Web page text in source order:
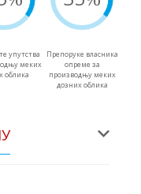
упутства
меких
облика
Препоруке власника
опреме за
производњу меких
дозних облика